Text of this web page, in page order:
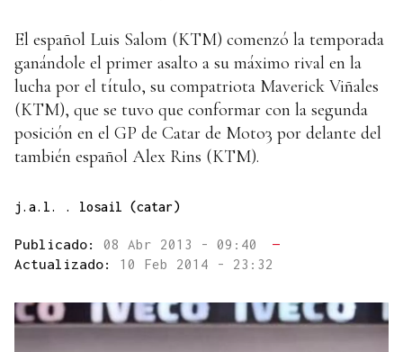
El español Luis Salom (KTM) comenzó la temporada
ganándole el primer asalto a su máximo rival en la
lucha por el título, su compatriota Maverick Viñales
(KTM), que se tuvo que conformar con la segunda
posición en el GP de Catar de Moto3 por delante del
también español Alex Rins (KTM).
j.a.l. . losail (catar)
Publicado: 08 Abr 2013 - 09:40
—
Actualizado: 10 Feb 2014 - 23:32